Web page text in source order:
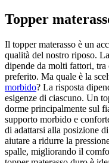
Topper
Il topper materasso è un
qualità del nostro riposo.
dipende da molti fattori,
preferito. Ma quale è la
morbido? La risposta
esigenze di ciascuno. Un
dorme principalmente sul
supporto morbido e
di adattarsi alla posizione
aiutare a ridurre la
spalle, migliorando il